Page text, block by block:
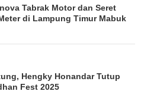
Tabrak Motor dan Seret
di Lampung Timur Mabuk
Hengky Honandar Tutup
Fest 2025